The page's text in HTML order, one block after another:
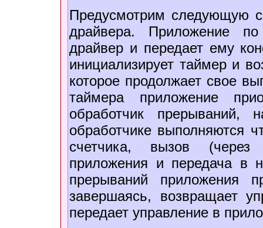
Предусмотрим следующую
драйвера. Приложение
драйвер и передает ему
инициализирует таймер и
которое продолжает свое
таймера приложение
обработчик
обработчике выполняются
счетчика, вызов (через
приложения и передача в
прерываний приложения
завершаясь, возвращает
передает управление в